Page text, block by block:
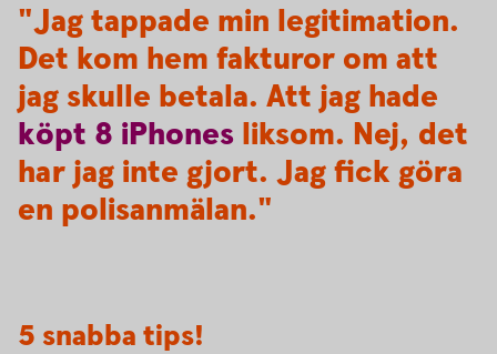
"Jag tappade min legitimation.
Det kom hem fakturor om att
jag skulle betala. Att jag hade
köpt 8 iPhones liksom. Nej, det
har jag inte gjort. Jag fick göra
en polisanmälan."
5 snabba tips!